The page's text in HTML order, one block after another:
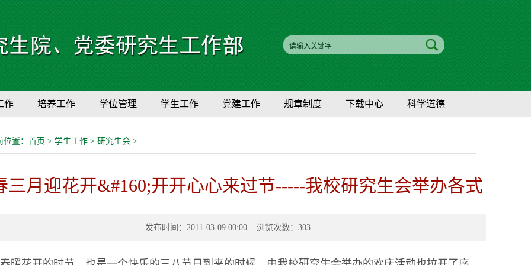
作 培养工作 学位管理 学生工作 党建工作 规章制度 下载中心 科学道德
位置： 首页 > 学生工作 > 研究生会 >
三月迎花开&#160;开开心心来过节-----我校研究生会举办各式
发布时间：2011-03-09 00:00 浏览次数： 303